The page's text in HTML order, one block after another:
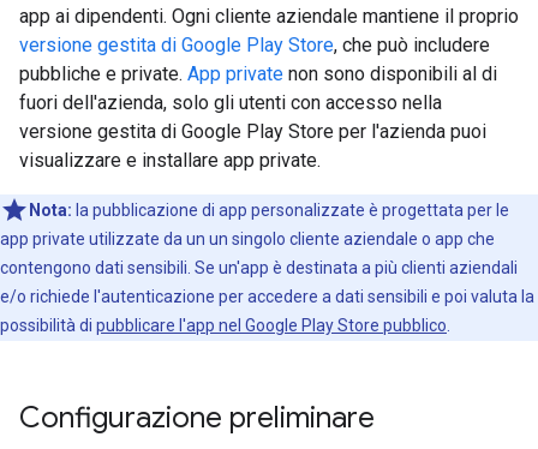
app ai dipendenti. Ogni cliente aziendale mantiene il proprio
versione gestita di Google Play Store, che può includere
pubbliche e private. App private non sono disponibili al di
fuori dell'azienda, solo gli utenti con accesso nella
versione gestita di Google Play Store per l'azienda puoi
visualizzare e installare app private.
Nota: la pubblicazione di app personalizzate è progettata per le
app private utilizzate da un un singolo cliente aziendale o app che
contengono dati sensibili. Se un'app è destinata a più clienti aziendali
e/o richiede l'autenticazione per accedere a dati sensibili e poi valuta la
possibilità di pubblicare l'app nel Google Play Store pubblico
Configurazione preliminare